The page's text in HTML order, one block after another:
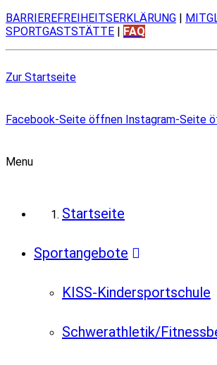
BARRIEREFREIHEITSERKLÄRUNG |
SPORTGASTSTÄTTE | FAQ
Zur Startseite
Facebook-Seite öffnen Instagram-Seite
Menu
Startseite
Sportangebote
KISS-Kindersportschule
Schwerathletik/